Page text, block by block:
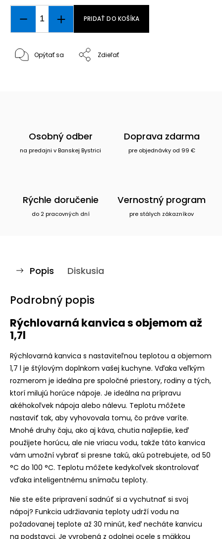
PRIDAŤ DO KOŠÍKA
Opýtať sa Zdieľať
Osobný odber
na predajni v Banskej Bystrici
Doprava zdarma
pre objednávky od 99 €
Rýchle doručenie
do 2 pracovných dní
Vernostný program
pre stálych zákazníkov
Popis Diskusia
Podrobný popis
Rýchlovarná kanvica s objemom až
1,7l
Rýchlovarná kanvica s nastaviteľnou teplotou a objemom
1,7 l je štýlovým doplnkom vašej kuchyne. Vďaka veľkým
rozmerom je ideálna pre spoločné priestory, rodiny a tých,
ktorí milujú horúce nápoje. Je ideálna na prípravu
akéhokoľvek nápoja alebo nálevu. Teplotu môžete
nastaviť tak, aby vyhovovala tomu, čo práve varíte.
Mnohé druhy čaju, ako aj káva, chutia najlepšie, keď
použijete horúcu, ale nie vriacu vodu, takže táto kanvica
vám umožní vybrať si presne takú, akú potrebujete, od 50
°C do 100 °C. Teplotu môžete kedykoľvek skontrolovať
vďaka inteligentnému snímaču teploty.
Nie ste ešte pripravení sadnúť si a vychutnať si svoj
nápoj? Funkcia udržiavania teploty udrží vodu na
požadovanej teplote až 30 minút, keď necháte kanvicu
na podstavci. Je vyrobená z odolnej ocele s mäkkou